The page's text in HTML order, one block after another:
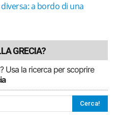
a bordo di una
GRECIA?
Usa la ricerca per scoprire
Cerca!